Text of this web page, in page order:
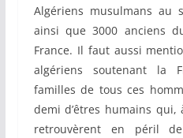
Algériens musulmans au
ainsi que 3000 anciens
France. Il faut aussi
algériens soutenant la
familles de tous ces
demi d’êtres humains
retrouvèrent en péril